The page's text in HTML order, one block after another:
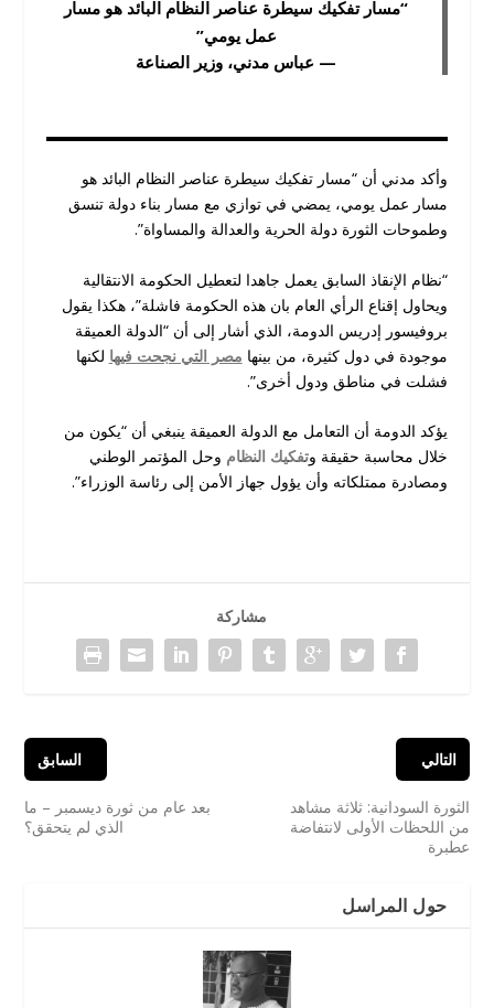
“مسار تفكيك سيطرة عناصر النظام البائد هو مسار
عمل يومي”
— عباس مدني، وزير الصناعة
وأكد مدني أن “مسار تفكيك سيطرة عناصر النظام البائد هو
مسار عمل يومي، يمضي في توازي مع مسار بناء دولة تنسق
وطموحات الثورة دولة الحرية والعدالة والمساواة”.
“نظام الإنقاذ السابق يعمل جاهدا لتعطيل الحكومة الانتقالية
ويحاول إقناع الرأي العام بان هذه الحكومة فاشلة”، هكذا يقول
بروفيسور إدريس الدومة، الذي أشار إلى أن “الدولة العميقة
موجودة في دول كثيرة، من بينها مصر التي نجحت فيها لكنها
فشلت في مناطق ودول أخرى”.
يؤكد الدومة أن التعامل مع الدولة العميقة ينبغي أن “يكون من
خلال محاسبة حقيقة وتفكيك النظام وحل المؤتمر الوطني
ومصادرة ممتلكاته وأن يؤول جهاز الأمن إلى رئاسة الوزراء”.
مشاركة‬
السابق‬
بعد عام من ثورة ديسمبر – ما
الذي لم يتحقق؟
التالي‬
الثورة السودانية: ثلاثة مشاهد
من اللحظات الأولى لانتفاضة
عطبرة
حول المراسل‬